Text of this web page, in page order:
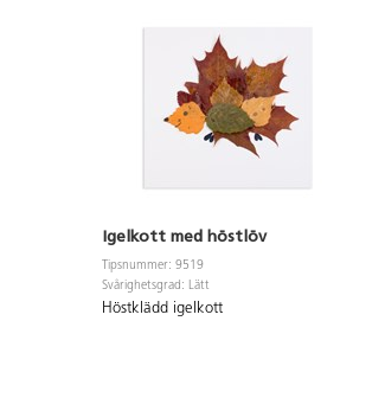
Igelkott med höstlöv
Tipsnummer: 9519
Svårighetsgrad: Lätt
Höstklädd igelkott